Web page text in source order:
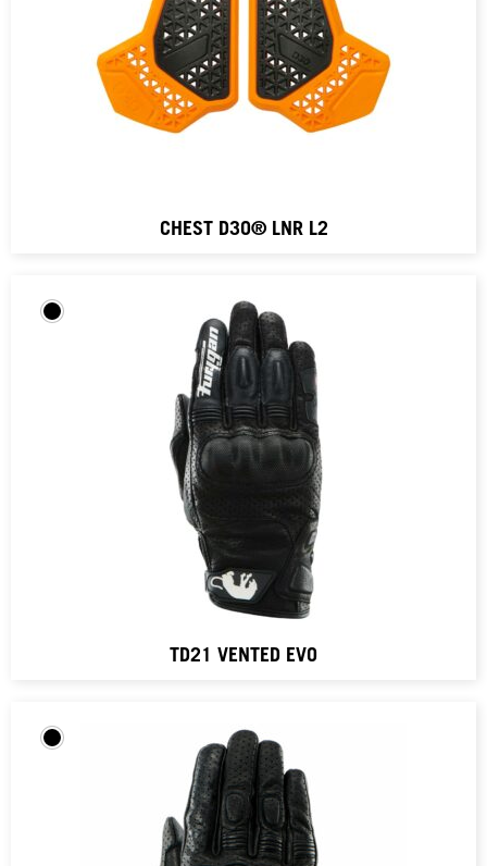
CHEST D3O® LNR L2
TD21 VENTED EVO